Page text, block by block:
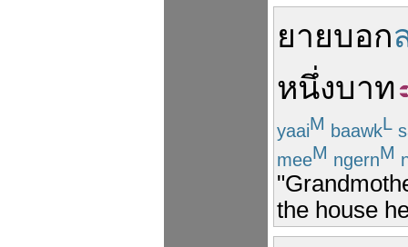
ยายบอก
หนึ่งบาท
yaaiM baawkL
meeM ngernM
the house